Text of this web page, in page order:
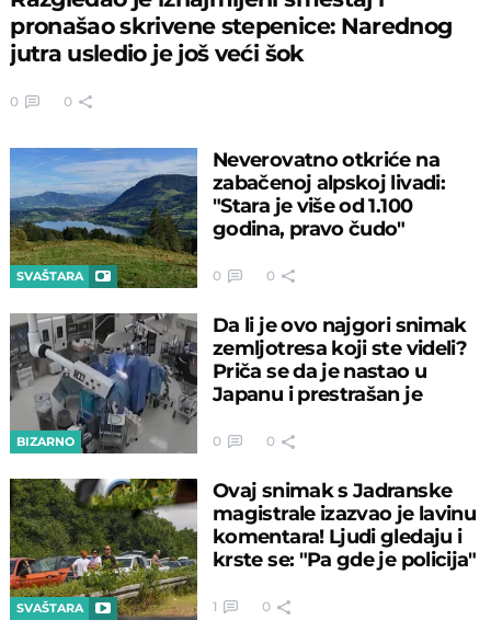
pronašao skrivene stepenice: Narednog
jutra usledio je još veći šok
0 0
SVAŠTARA
Neverovatno otkriće na
zabačenoj alpskoj livadi:
"Stara je više od 1.100
godina, pravo čudo"
0 0
BIZARNO
Da li je ovo najgori snimak
zemljotresa koji ste videli?
Priča se da je nastao u
Japanu i prestrašan je
0 0
SVAŠTARA
Ovaj snimak s Jadranske
magistrale izazvao je lavinu
komentara! Ljudi gledaju i
krste se: "Pa gde je policija"
1 0